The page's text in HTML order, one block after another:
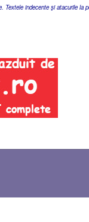
Textele indecente şi atacurile